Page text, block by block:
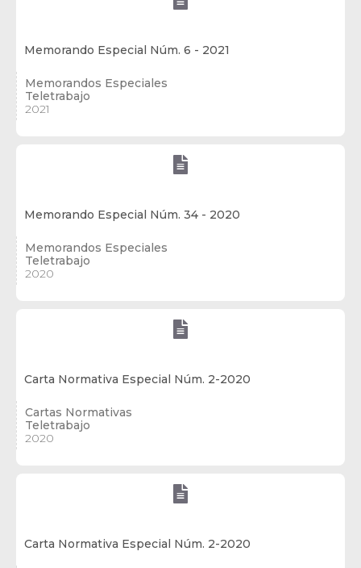
Memorando Especial Núm. 6 - 2021
Memorandos Especiales
Teletrabajo
2021

Memorando Especial Núm. 34 - 2020
Memorandos Especiales
Teletrabajo
2020

Carta Normativa Especial Núm. 2-2020
Cartas Normativas
Teletrabajo
2020

Carta Normativa Especial Núm. 2-2020